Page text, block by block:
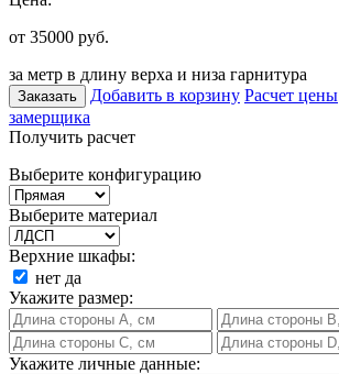
от 35000 руб.
за метр в длину верха и низа гарнитура
Заказать Добавить в корзину Расчет цены
замерщика
Получить расчет
Выберите конфигурацию
Выберите материал
Верхние шкафы:
нет да
Укажите размер:
Укажите личные данные: